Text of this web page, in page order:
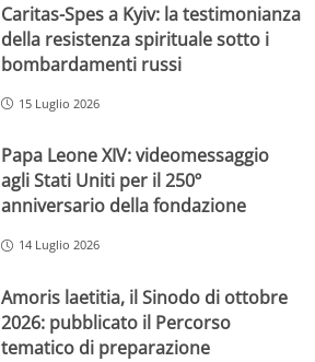
Caritas-Spes a Kyiv: la testimonianza
della resistenza spirituale sotto i
bombardamenti russi
15 Luglio 2026
Papa Leone XIV: videomessaggio
agli Stati Uniti per il 250º
anniversario della fondazione
14 Luglio 2026
Amoris laetitia, il Sinodo di ottobre
2026: pubblicato il Percorso
tematico di preparazione